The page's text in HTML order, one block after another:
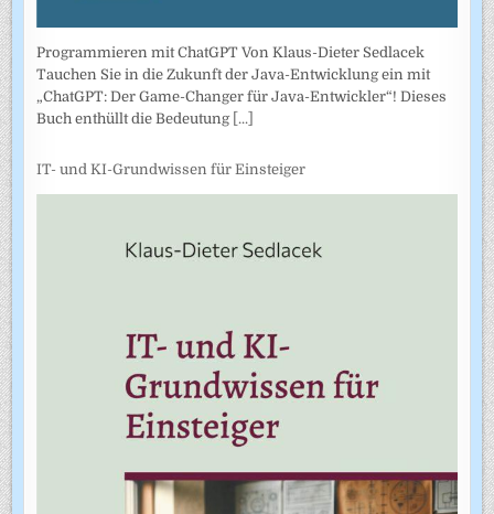
Programmieren mit ChatGPT Von Klaus-Dieter Sedlacek
Tauchen Sie in die Zukunft der Java-Entwicklung ein mit
„ChatGPT: Der Game-Changer für Java-Entwickler“! Dieses
Buch enthüllt die Bedeutung [...]
IT- und KI-Grundwissen für Einsteiger